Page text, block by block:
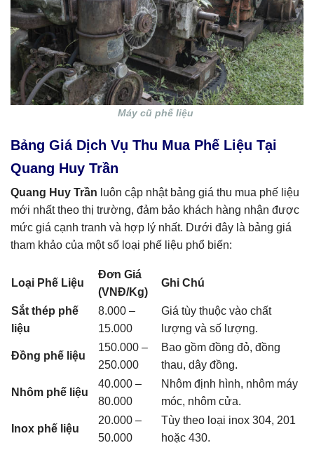
Máy cũ phế liệu
Bảng Giá Dịch Vụ Thu Mua Phế Liệu Tại
Quang Huy Trần
Quang Huy Trần luôn cập nhật bảng giá thu mua phế liệu
mới nhất theo thị trường, đảm bảo khách hàng nhận được
mức giá cạnh tranh và hợp lý nhất. Dưới đây là bảng giá
tham khảo của một số loại phế liệu phổ biến:
Loại Phế Liệu
Đơn Giá
(VNĐ/Kg)
Ghi Chú
Sắt thép phế
liệu
8.000 –
15.000
Giá tùy thuộc vào chất
lượng và số lượng.
Đồng phế liệu
150.000 –
250.000
Bao gồm đồng đỏ, đồng
thau, dây đồng.
Nhôm phế liệu
40.000 –
80.000
Nhôm định hình, nhôm máy
móc, nhôm cửa.
Inox phế liệu
20.000 –
50.000
Tùy theo loại inox 304, 201
hoặc 430.